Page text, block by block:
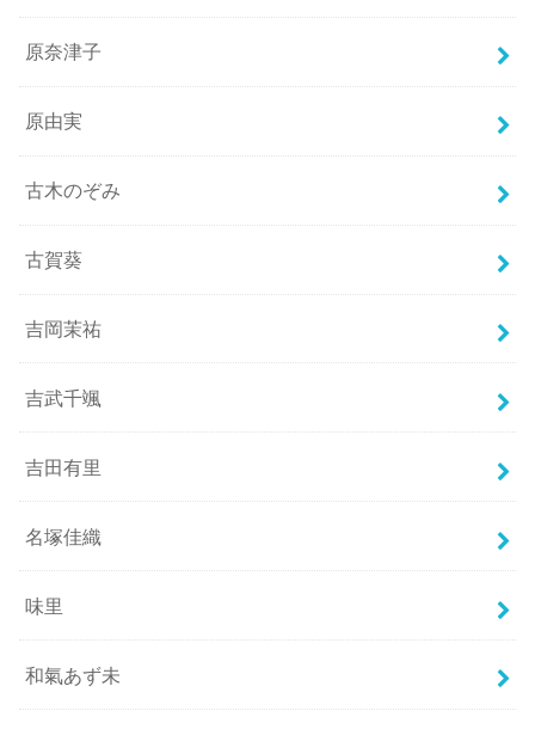
原奈津子
原由実
古木のぞみ
古賀葵
吉岡茉祐
吉武千颯
吉田有里
名塚佳織
味里
和氣あず未